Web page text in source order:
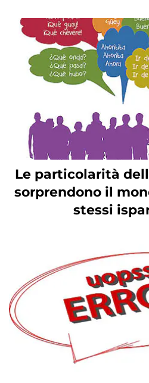
Le particolarità
sorprendono il
stessi